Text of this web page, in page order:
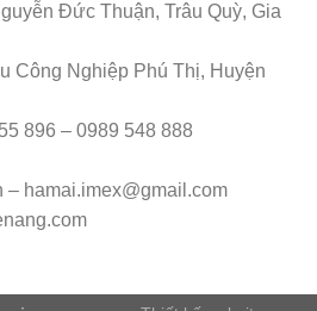
Đức Thuận, Trâu Quỳ, Gia
Công Nghiệp Phú Thị, Huyện
896 – 0989 548 888
– hamai.imex@gmail.com